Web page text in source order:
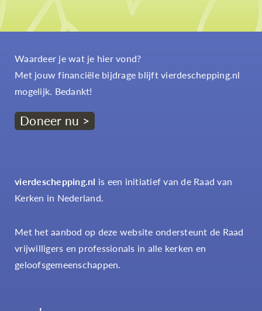
Waardeer je wat je hier vond?
Met jouw financiële bijdrage blijft vierdeschepping.nl
mogelijk. Bedankt!
Doneer nu >
vierdeschepping.nl is een initiatief van de Raad van
Kerken in Nederland.
Met het aanbod op deze website ondersteunt de Raad
vrijwilligers en professionals in alle kerken en
geloofsgemeenschappen.